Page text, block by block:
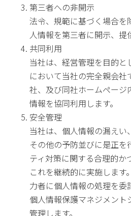
第三者への非開示
法令、規範に基づく場合を
人情報を第三者に開示、提
共同利用
当社は、経営管理を目的
において当社の完全親会
社、及び同社ホームページ
情報を協同利用します。
安全管理
当社は、個人情報の漏えい
その他の予防並びに是正を
ティ対策に関する合理的か
これを継続的に実施します
力者に個人情報の処理を
個人情報保護マネジメント
管理します。